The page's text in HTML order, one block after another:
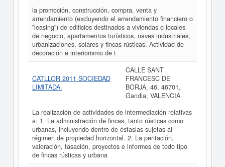
la promoción, construcción, compra, venta y
arrendamiento (excluyendo el arrendamiento financiero o
"leasing") de edificios destinados a viviendas o locales
de negocio, apartamentos turísticos, naves industriales,
urbanizaciones, solares y fincas rústicas. Actividad de
decoración e interiorismo de t
CATLLOR 2011 SOCIEDAD
LIMITADA.
CALLE SANT
FRANCESC DE
BORJA, 46, 46701,
Gandia, VALENCIA
La realización de actividades de intermediación relativas
a: 1. La administración de fincas, tanto rústicas como
urbanas, incluyendo dentro de éstaslas sujetas al
régimen de propiedad horizontal. 2. La peritación,
valoración, tasación, proyectos e informes de todo tipo
de fincas rústicas y urbana